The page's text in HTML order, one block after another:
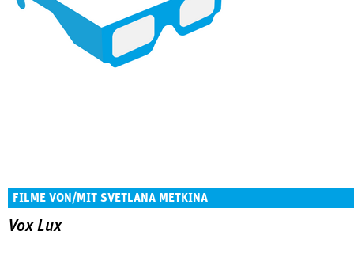
FILME VON/MIT SVETLANA METKINA
Vox Lux